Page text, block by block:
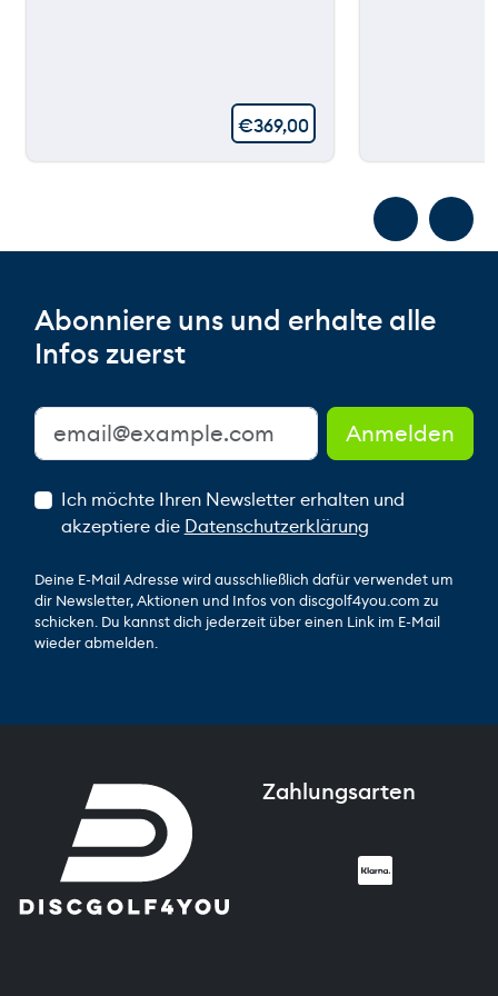
€369,00
Abonniere uns und erhalte alle
Infos zuerst
Ich möchte Ihren Newsletter erhalten und
akzeptiere die Datenschutzerklärung
Deine E-Mail Adresse wird ausschließlich dafür verwendet um
dir Newsletter, Aktionen und Infos von discgolf4you.com zu
schicken. Du kannst dich jederzeit über einen Link im E-Mail
wieder abmelden.
Zahlungsarten